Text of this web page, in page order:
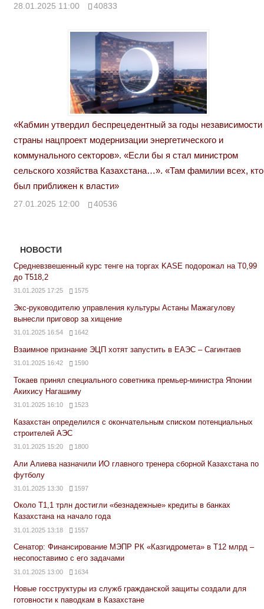
28.01.2025 11:00 40833
«Кабмин утвердил беспрецедентный за годы независимости
страны нацпроект модернизации энергетического и
коммунального секторов». «Если бы я стал министром
сельского хозяйства Казахстана…». «Там фамилии всех, кто
был приближен к власти»
27.01.2025 12:00 40536
НОВОСТИ
Средневзвешенный курс тенге на торгах KASE подорожал на Т0,99
до Т518,2
31.01.2025 17:25 1575
Экс-руководителю управления культуры Астаны Мажагулову
вынесли приговор за хищение
31.01.2025 16:54 1642
Взаимное признание ЭЦП хотят запустить в ЕАЭС – Сагинтаев
31.01.2025 16:42 1590
Токаев принял специального советника премьер-министра Японии
Акихису Нагашиму
31.01.2025 16:10 1523
Казахстан определился с окончательным списком потенциальных
строителей АЭС
31.01.2025 15:20 1800
Али Алиева назначили ИО главного тренера сборной Казахстана по
футболу
31.01.2025 13:30 1597
Около Т1,1 трлн достигли «безнадежные» кредиты в банках
Казахстана на начало года
31.01.2025 13:18 1557
Сенатор: Финансирование МЭПР РК «Казгидромета» в Т12 млрд –
несопоставимо с его задачами
31.01.2025 13:00 1634
Новые госструктуры из служб гражданской защиты создали для
готовности к паводкам в Казахстане